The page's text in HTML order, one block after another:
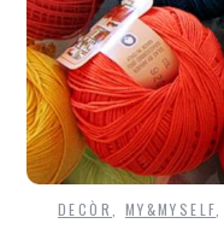
DECÒR MY&MYSELF